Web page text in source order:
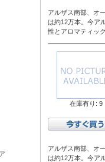
アルザス南部、オ
は約12万本。今ア
性とアロマティッ
在庫有り: 9
アルザス南部、オ
は約12万本。今ア